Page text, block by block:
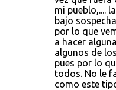
mi pueblo,....
bajo
por lo que
a hacer
algunos de
pues por lo
todos. No le
como este